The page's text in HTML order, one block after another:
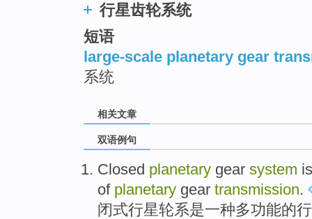
行星齿轮系统
短语
large-scale planetary gear
系统
相关文章
双语例句
Closed planetary gear system is
of planetary gear transmission.
闭式行星轮系是一种多功能的